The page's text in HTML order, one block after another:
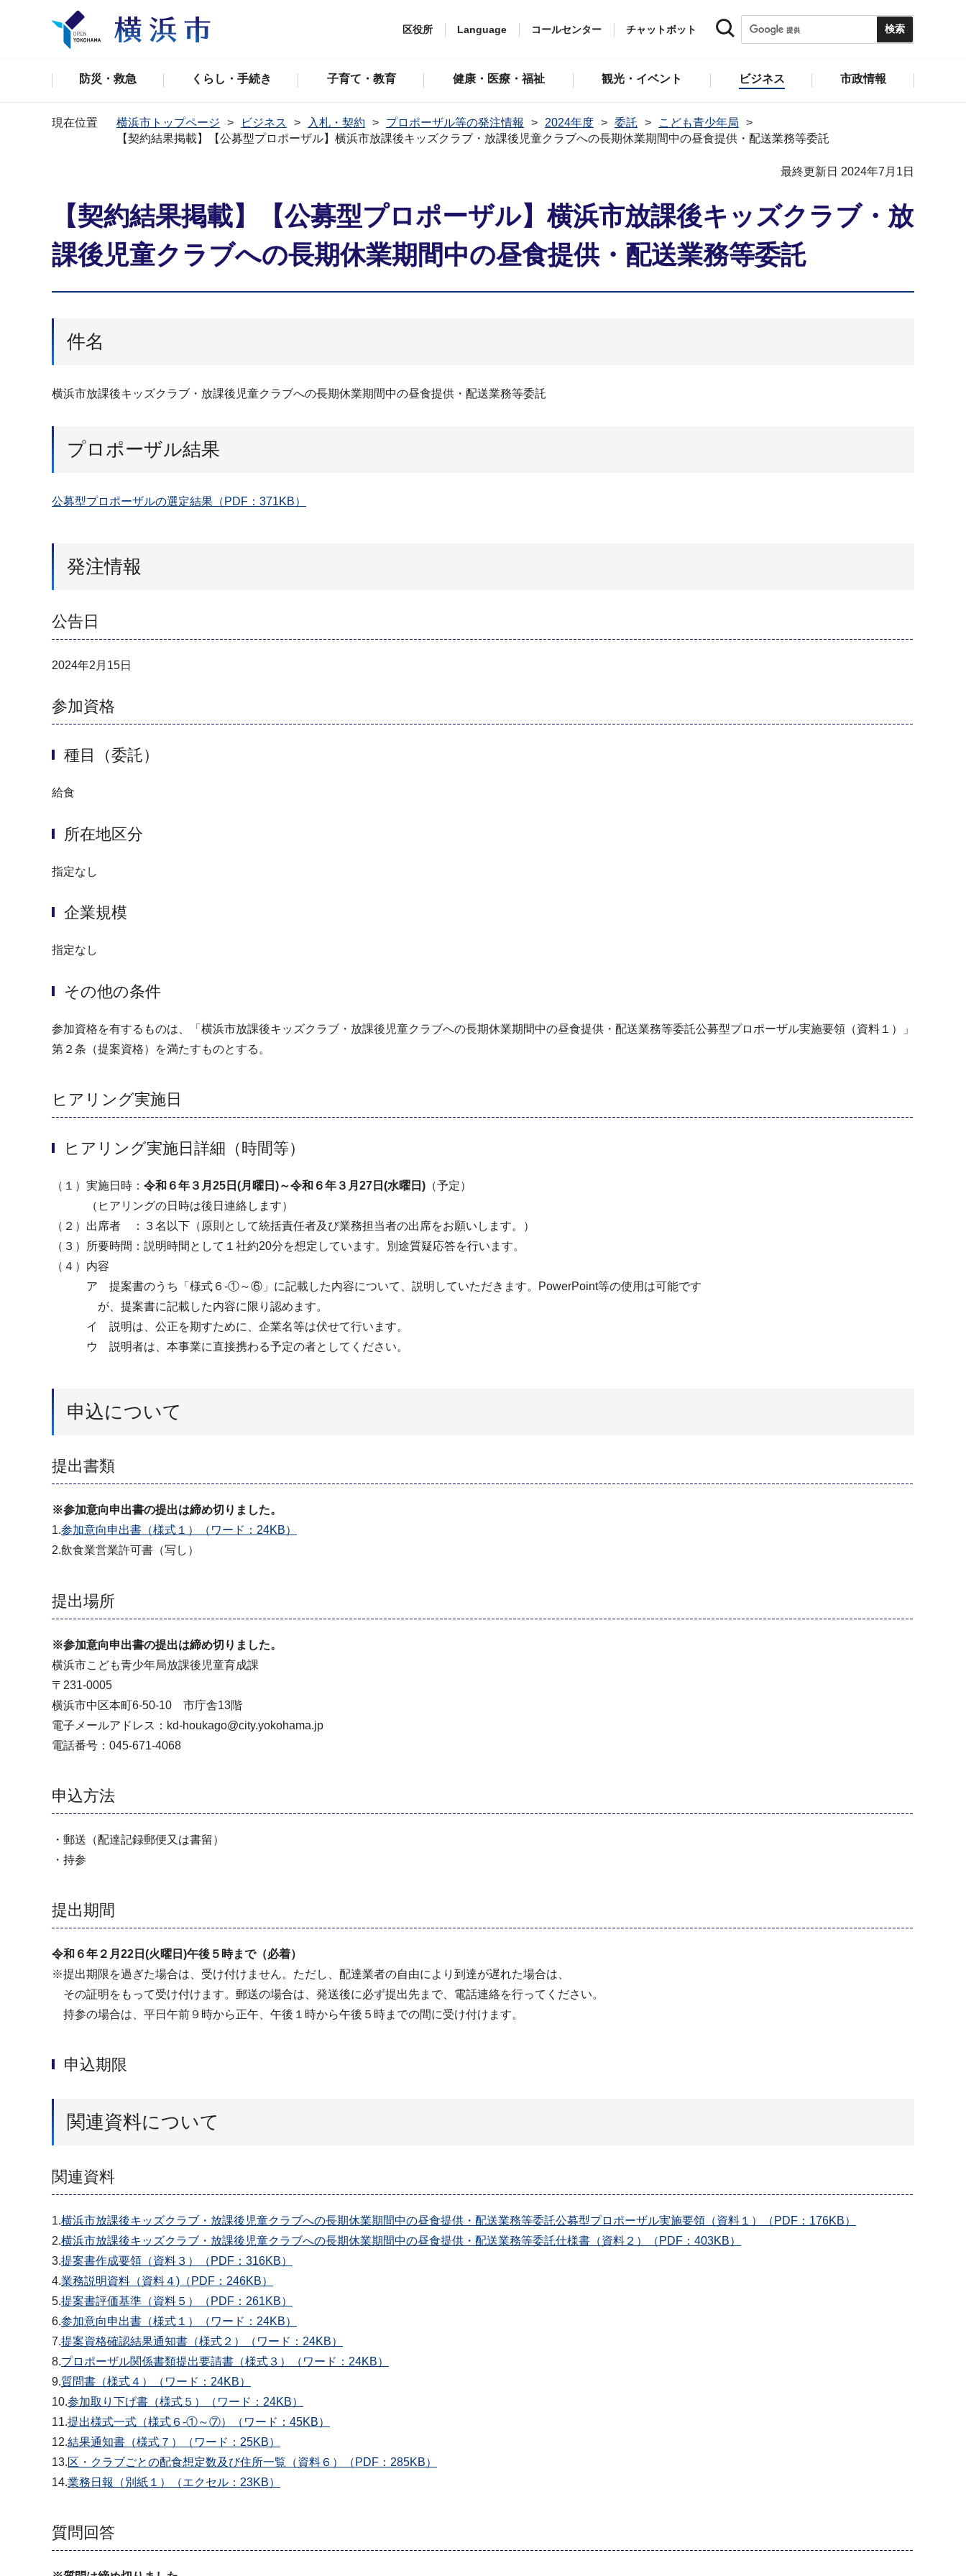
区役所 Language コールセンター チャットボット
防災・救急 くらし・手続き 子育て・教育 健康・医療・福祉 観光・イベント ビジネス 市政情報
現在位置 横浜市トップページ ビジネス 入札・契約 プロポーザル等の発注情報 2024年度 委託
こども青少年局
【契約結果掲載】【公募型プロポーザル】横浜市放課後キッズクラブ・放課後児童クラブへの長期休業期間中の昼食提供・配送業務等委託
最終更新日 2024年7月1日
【契約結果掲載】【公募型プロポーザル】横浜市放課後キッズクラブ・放
課後児童クラブへの長期休業期間中の昼食提供・配送業務等委託
件名
横浜市放課後キッズクラブ・放課後児童クラブへの長期休業期間中の昼食提供・配送業務等委託
プロポーザル結果
公募型プロポーザルの選定結果（PDF：371KB）
発注情報
公告日
2024年2月15日
参加資格
種目（委託）
給食
所在地区分
指定なし
企業規模
指定なし
その他の条件
参加資格を有するものは、「横浜市放課後キッズクラブ・放課後児童クラブへの長期休業期間中の昼食提供・配送業務等委託公募型プロポーザル実施要領（資料１）」
第２条（提案資格）を満たすものとする。
ヒアリング実施日
ヒアリング実施日詳細（時間等）
（１）実施日時： 令和６年３月25日(月曜日)～令和６年３月27日(水曜日) （予定）
（ヒアリングの日時は後日連絡します）
（２）出席者 ：３名以下（原則として統括責任者及び業務担当者の出席をお願いします。）
（３）所要時間：説明時間として１社約20分を想定しています。別途質疑応答を行います。
（４）内容
ア 提案書のうち「様式６-①～⑥」に記載した内容について、説明していただきます。PowerPoint等の使用は可能です
が、提案書に記載した内容に限り認めます。
イ 説明は、公正を期すために、企業名等は伏せて行います。
ウ 説明者は、本事業に直接携わる予定の者としてください。
申込について
提出書類
※参加意向申出書の提出は締め切りました。
1.参加意向申出書（様式１）（ワード：24KB）
2.飲食業営業許可書（写し）
提出場所
※参加意向申出書の提出は締め切りました。
横浜市こども青少年局放課後児童育成課
〒231-0005
横浜市中区本町6-50-10 市庁舎13階
電子メールアドレス：kd-houkago@city.yokohama.jp
電話番号：045-671-4068
申込方法
・郵送（配達記録郵便又は書留）
・持参
提出期間
令和６年２月22日(火曜日)午後５時まで（必着）
※提出期限を過ぎた場合は、受け付けません。ただし、配達業者の自由により到達が遅れた場合は、
その証明をもって受け付けます。郵送の場合は、発送後に必ず提出先まで、電話連絡を行ってください。
持参の場合は、平日午前９時から正午、午後１時から午後５時までの間に受け付けます。
申込期限
関連資料について
関連資料
1.横浜市放課後キッズクラブ・放課後児童クラブへの長期休業期間中の昼食提供・配送業務等委託公募型プロポーザル実施要領（資料１）（PDF：176KB）
2.横浜市放課後キッズクラブ・放課後児童クラブへの長期休業期間中の昼食提供・配送業務等委託仕様書（資料２）（PDF：403KB）
3.提案書作成要領（資料３）（PDF：316KB）
4.業務説明資料（資料４)（PDF：246KB）
5.提案書評価基準（資料５）（PDF：261KB）
6.参加意向申出書（様式１）（ワード：24KB）
7.提案資格確認結果通知書（様式２）（ワード：24KB）
8.プロポーザル関係書類提出要請書（様式３）（ワード：24KB）
9.質問書（様式４）（ワード：24KB）
10.参加取り下げ書（様式５）（ワード：24KB）
11.提出様式一式（様式６-①～⑦）（ワード：45KB）
12.結果通知書（様式７）（ワード：25KB）
13.区・クラブごとの配食想定数及び住所一覧（資料６）（PDF：285KB）
14.業務日報（別紙１）（エクセル：23KB）
質問回答